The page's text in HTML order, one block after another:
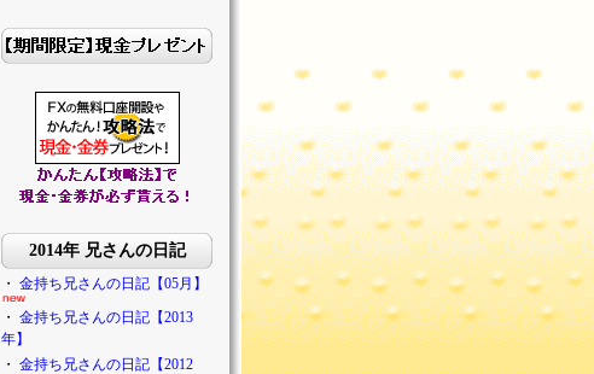
2014年 兄さんの日記
・ 金持ち兄さんの日記【05月】
・ 金持ち兄さんの日記【2013
年】
・ 金持ち兄さんの日記【2012